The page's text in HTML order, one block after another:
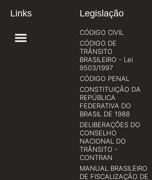
Links Legislação
CÓDIGO CIVIL
CÓDIGO DE
TRÂNSITO
BRASILEIRO - Lei
9503/1997
CÓDIGO PENAL
CONSTITUIÇÃO DA
REPÚBLICA
FEDERATIVA DO
BRASIL DE 1988
DELIBERAÇÕES DO
CONSELHO
NACIONAL DO
TRÂNSITO -
CONTRAN
MANUAL BRASILEIRO
DE FISCALIZAÇÃO DE